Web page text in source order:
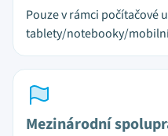
Pouze v rámci počítačové
tablety/notebooky/
Mezinárodní